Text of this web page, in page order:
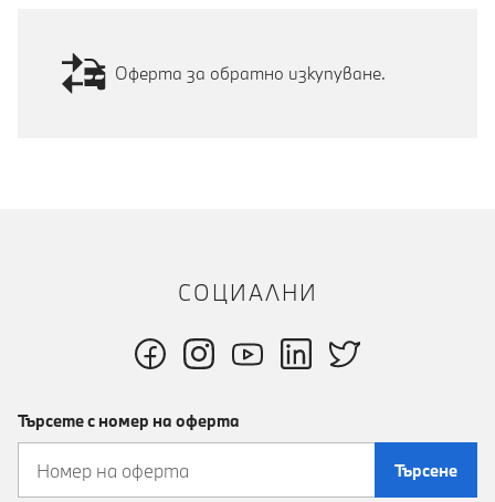
Оферта за обратно изкупуване.
СОЦИАЛНИ
Търсете с номер на оферта
Търсене